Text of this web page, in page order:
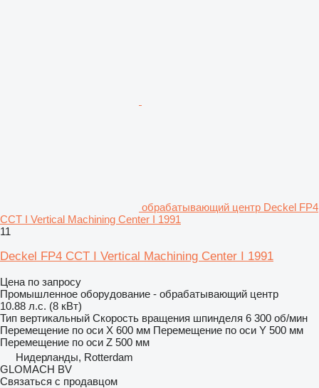
обрабатывающий центр Deckel FP4
CCT I Vertical Machining Center I 1991
11
Deckel FP4 CCT I Vertical Machining Center I 1991
Цена по запросу
Промышленное оборудование - обрабатывающий центр
10.88 л.с. (8 кВт)
Тип вертикальный Скорость вращения шпинделя 6 300 об/мин
Перемещение по оси X 600 мм Перемещение по оси Y 500 мм
Перемещение по оси Z 500 мм
Нидерланды, Rotterdam
GLOMACH BV
Связаться с продавцом